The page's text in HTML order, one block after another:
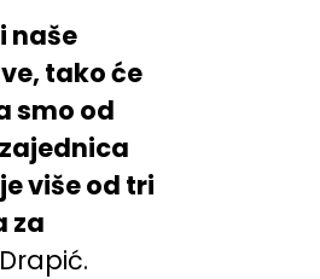
naše
tako će
smo od
više od tri
za